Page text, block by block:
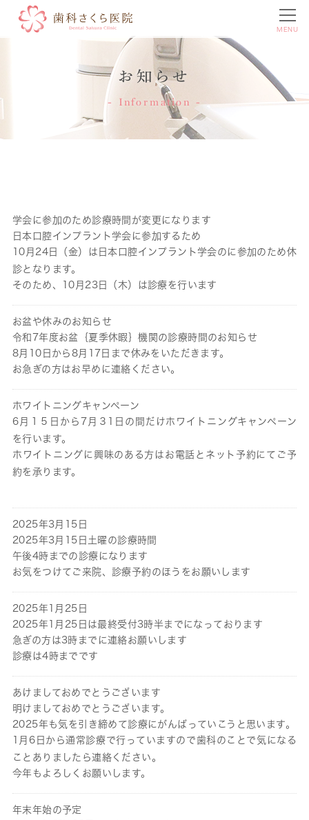
MENU
お知らせ
Information
学会に参加のため診療時間が変更になります
日本口腔インプラント学会に参加するため
10月24日（金）は日本口腔インプラント学会のに参加のため休
診となります。
そのため、10月23日（木）は診療を行います
お盆や休みのお知らせ
令和7年度お盆｛夏季休暇｝機関の診療時間のお知らせ
8月10日から8月17日まで休みをいただきます。
お急ぎの方はお早めに連絡ください。
ホワイトニングキャンペーン
6月１５日から7月３1日の間だけホワイトニングキャンペーン
を行います。
ホワイトニングに興味のある方はお電話とネット予約にてご予
約を承ります。
2025年3月15日
2025年3月15日土曜の診療時間
午後4時までの診療になります
お気をつけてご来院、診療予約のほうをお願いします
2025年1月25日
2025年1月25日は最終受付3時半までになっております
急ぎの方は3時までに連絡お願いします
診療は4時までです
あけましておめでとうございます
明けましておめでとうございます。
2025年も気を引き締めて診療にがんばっていこうと思います。
1月6日から通常診療で行っていますので歯科のことで気になる
ことありましたら連絡ください。
今年もよろしくお願いします。
年末年始の予定